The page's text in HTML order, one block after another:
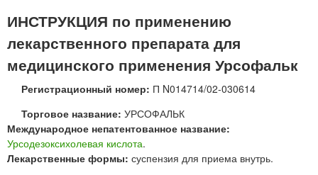
ИНСТРУКЦИЯ по применению
лекарственного препарата для
медицинского применения Урсофальк
Регистрационный номер: П N014714/02-030614
Торговое название: УРСОФАЛЬК
Международное непатентованное название:
Урсодезоксихолевая кислота.
Лекарственные формы: суспензия для приема внутрь.